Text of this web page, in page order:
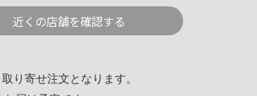
近くの店舗を確認する
り寄せ注文となります。